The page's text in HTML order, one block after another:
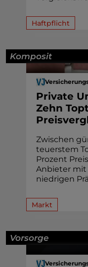
Haftpflicht
Komposit
Private
Zehn
Zwischen
teuerstem
Prozent
Anbieter mit
niedrigen
Markt
Vorsorge